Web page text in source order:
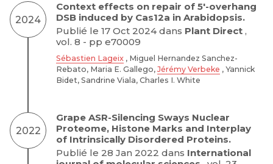
2024
Context effects on repair of 5′-overhang
DSB induced by Cas12a in Arabidopsis.
Publié le 17 Oct 2024 dans Plant Direct ,
vol. 8 - pp e70009
Sébastien Lageix , Miguel Hernandez Sanchez-
Rebato, Maria E. Gallego, Jérémy Verbeke , Yannick
Bidet, Sandrine Viala, Charles I. White
2022
Grape ASR-Silencing Sways Nuclear
Proteome, Histone Marks and Interplay
of Intrinsically Disordered Proteins.
Publié le 28 Jan 2022 dans International